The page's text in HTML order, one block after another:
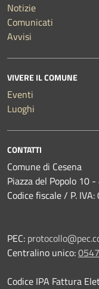
Notizie
Comunicati
Avvisi
VIVERE IL COMUNE
Eventi
Luoghi
CONTATTI
Comune di Cesena
Piazza del Popolo 10
Codice fiscale / P.
PEC:
Centralino unico:
Codice IPA Fattura